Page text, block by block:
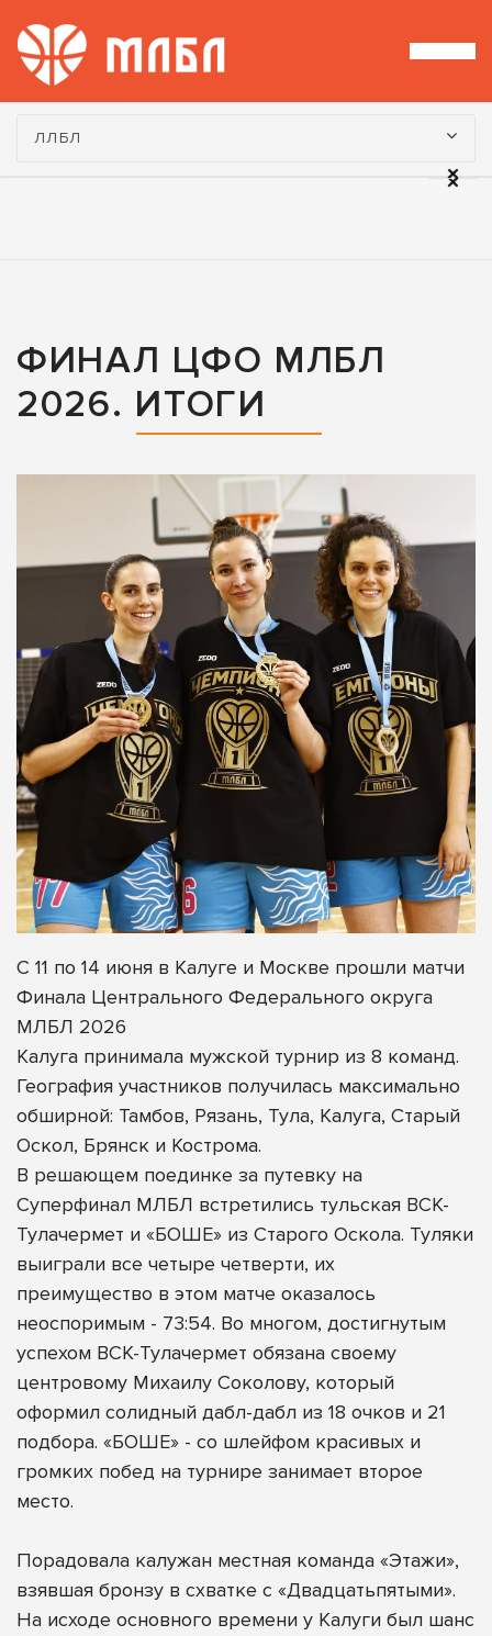
Турнир:
ЛЛБЛ
ФИНАЛ ЦФО МЛБЛ
2026. ИТОГИ
С 11 по 14 июня в Калуге и Москве прошли матчи
Финала Центрального Федерального округа
МЛБЛ 2026
Калуга принимала мужской турнир из 8 команд.
География участников получилась максимально
обширной: Тамбов, Рязань, Тула, Калуга, Старый
Оскол, Брянск и Кострома.
В решающем поединке за путевку на
Суперфинал МЛБЛ встретились тульская ВСК-
Тулачермет и «БОШЕ» из Старого Оскола. Туляки
выиграли все четыре четверти, их
преимущество в этом матче оказалось
неоспоримым - 73:54. Во многом, достигнутым
успехом ВСК-Тулачермет обязана своему
центровому Михаилу Соколову, который
оформил солидный дабл-дабл из 18 очков и 21
подбора. «БОШЕ» - со шлейфом красивых и
громких побед на турнире занимает второе
место.
Порадовала калужан местная команда «Этажи»,
взявшая бронзу в схватке с «Двадцатьпятыми».
На исходе основного времени у Калуги был шанс